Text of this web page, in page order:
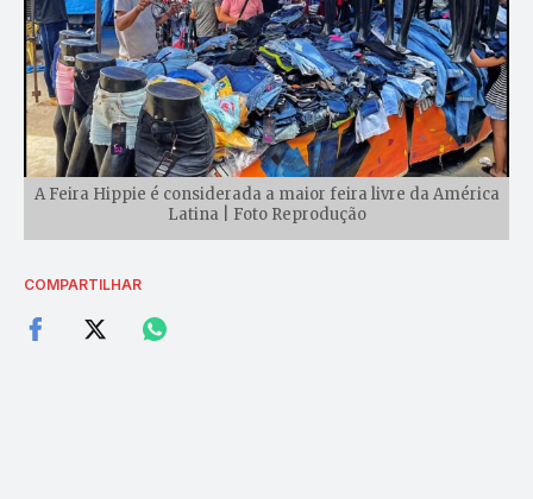
A Feira Hippie é considerada a maior feira livre da América
Latina | Foto Reprodução
COMPARTILHAR